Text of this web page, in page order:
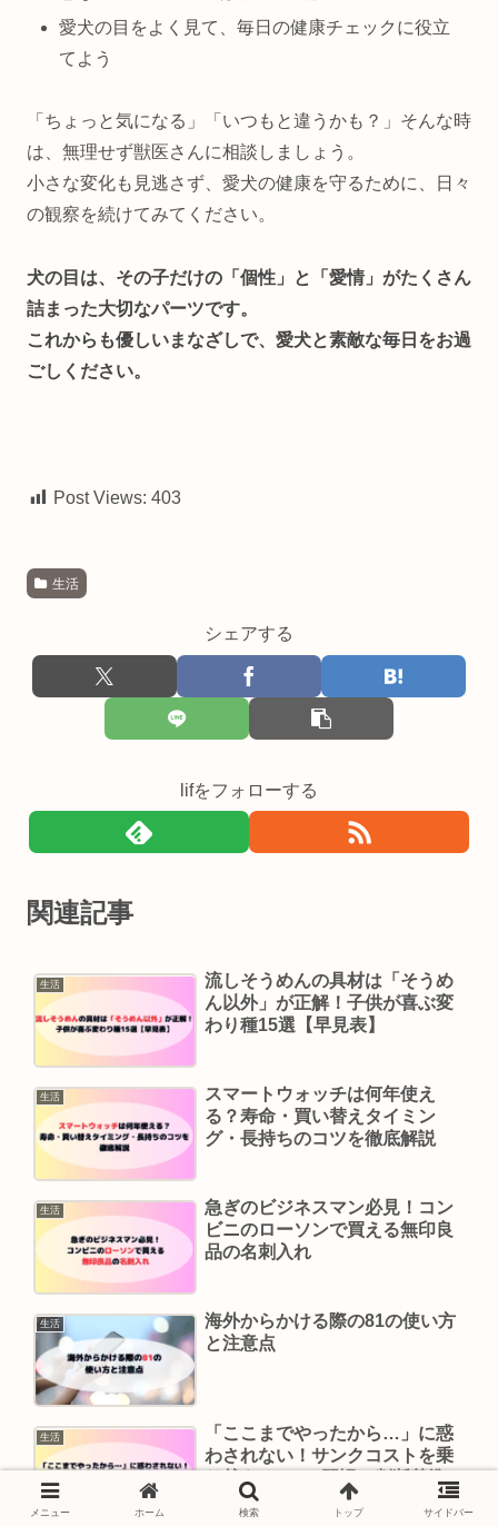
愛犬の目をよく見て、毎日の健康チェックに役立
てよう
「ちょっと気になる」「いつもと違うかも？」そんな時
は、無理せず獣医さんに相談しましょう。
小さな変化も見逃さず、愛犬の健康を守るために、日々
の観察を続けてみてください。
犬の目は、その子だけの「個性」と「愛情」がたくさん
詰まった大切なパーツです。
これからも優しいまなざしで、愛犬と素敵な毎日をお過
ごしください。
Post Views: 403
生活
シェアする
lifをフォローする
関連記事
生活
流しそうめんの具材は「そうめ
ん以外」が正解！子供が喜ぶ変
わり種15選【早見表】
生活
スマートウォッチは何年使え
る？寿命・買い替えタイミン
グ・長持ちのコツを徹底解説
生活
急ぎのビジネスマン必見！コン
ビニのローソンで買える無印良
品の名刺入れ
生活
海外からかける際の81の使い方
と注意点
生活
「ここまでやったから…」に惑
わされない！サンクコストを乗
り越える5つの習慣と判断基準
メニュー ホーム 検索 トップ サイドバー